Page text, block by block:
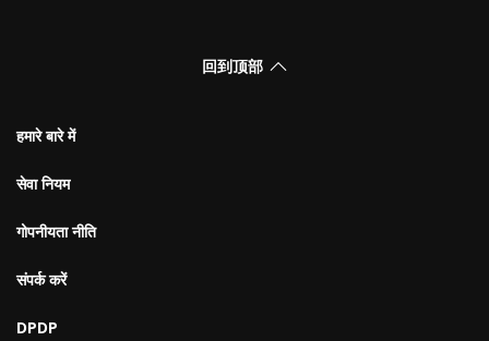
回到顶部
हमारे बारे में
सेवा नियम
गोपनीयता नीति
संपर्क करें
DPDP